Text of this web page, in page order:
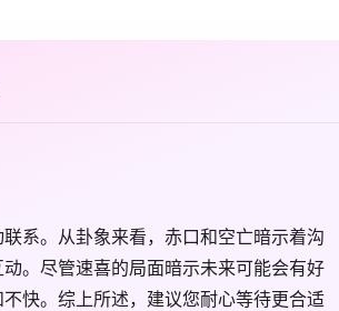
系。从卦象来看，赤口和空亡暗示着沟
。尽管速喜的局面暗示未来可能会有好
快。综上所述，建议您耐心等待更合适